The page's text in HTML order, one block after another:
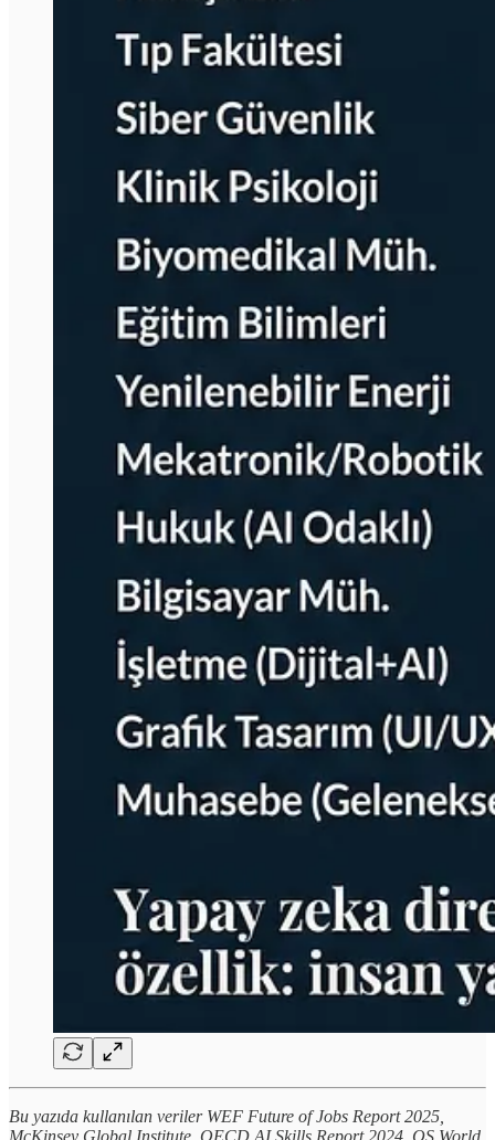
Bu yazıda kullanılan veriler WEF Future of Jobs Report 2025,